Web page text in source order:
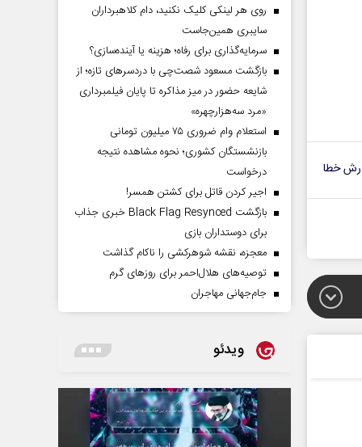
خطا
روی هر لینکی کلیک نکنید، دام کلاهبرداران
سایبری همین‌جاست
سرمایه‌گذاری برای رفاه؛ هزینه یا آینده‌سازی؟
بازگشت مسعود شصت‌چی با دردسر‌های تازه؛ از
شایعه حضور در میز مذاکره تا پایان فیلمبرداری
«مرد سه‌هزارچهره»
استعلام وام ضروری ۷۵ میلیون تومانی
بازنشستگان کشوری؛ نحوه مشاهده نتیجه
درخواست
اجیر کردن قاتل برای کشتن همسر!
بازگشت Black Flag Resynced خبری جذاب
برای دوستداران بازی
معجزه، نقشه شوهرکشی را ناکام گذاشت
توصیه‌های هلال‌احمر برای روز‌های گرم
جام‌جهانی مهاجران
ویدئو